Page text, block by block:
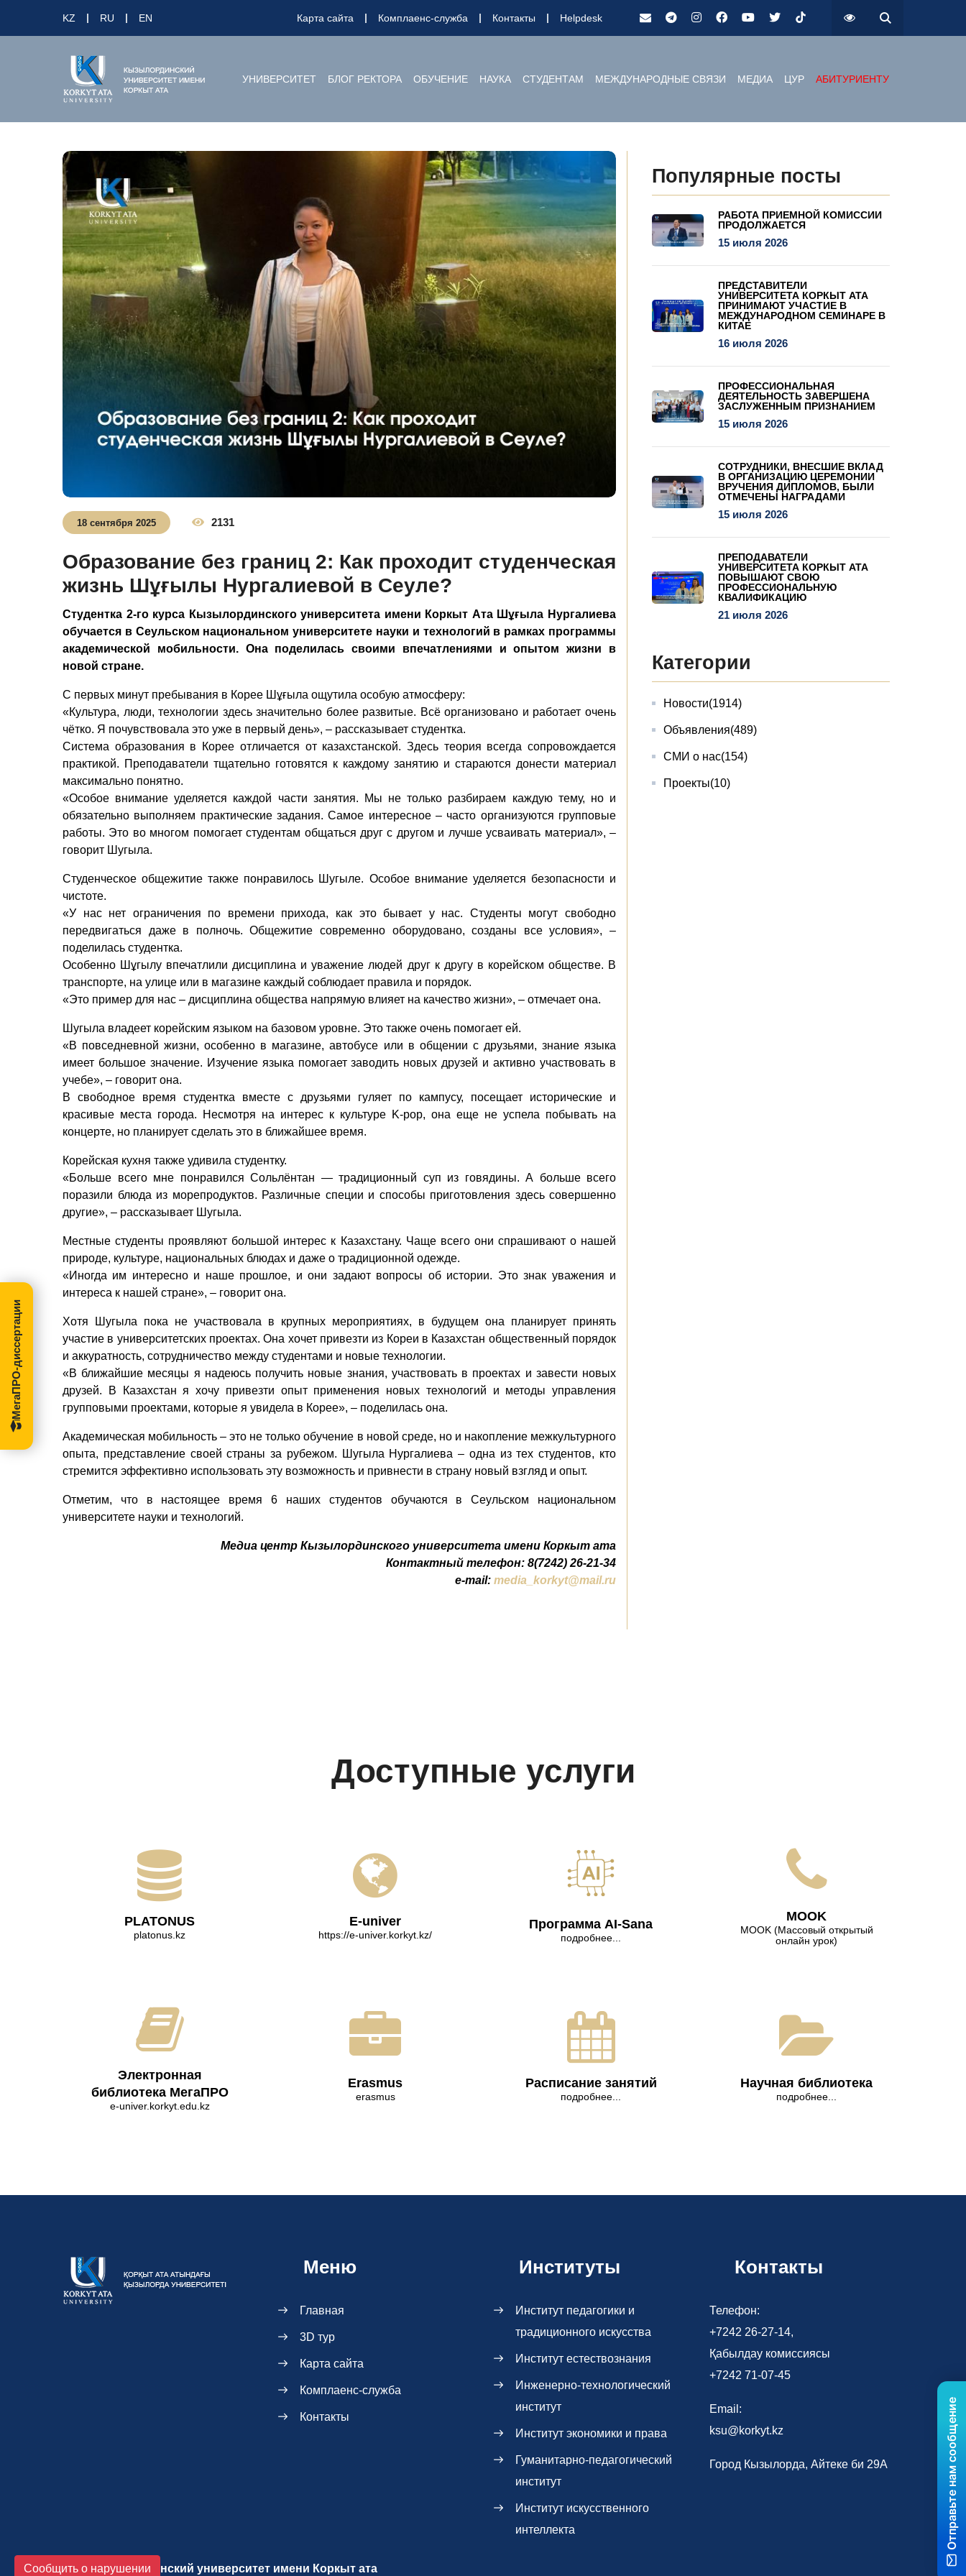
KZ RU EN Карта сайта Комплаенс-служба Контакты Helpdesk
УНИВЕРСИТЕТ БЛОГ РЕКТОРА ОБУЧЕНИЕ НАУКА СТУДЕНТАМ МЕЖДУНАРОДНЫЕ СВЯЗИ МЕДИА ЦУР АБИТУРИЕНТУ
18 сентября 2025 2131
Образование без границ 2: Как проходит студенческая
жизнь Шұғылы Нургалиевой в Сеуле?
Студентка 2-го курса Кызылординского университета имени Коркыт Ата Шұғыла Нургалиева
обучается в Сеульском национальном университете науки и технологий в рамках программы
академической мобильности. Она поделилась своими впечатлениями и опытом жизни в
новой стране.
С первых минут пребывания в Корее Шұғыла ощутила особую атмосферу:
«Культура, люди, технологии здесь значительно более развитые. Всё организовано и работает очень
чётко. Я почувствовала это уже в первый день», – рассказывает студентка.
Система образования в Корее отличается от казахстанской. Здесь теория всегда сопровождается
практикой. Преподаватели тщательно готовятся к каждому занятию и стараются донести материал
максимально понятно.
«Особое внимание уделяется каждой части занятия. Мы не только разбираем каждую тему, но и
обязательно выполняем практические задания. Самое интересное – часто организуются групповые
работы. Это во многом помогает студентам общаться друг с другом и лучше усваивать материал», –
говорит Шугыла.
Студенческое общежитие также понравилось Шугыле. Особое внимание уделяется безопасности и
чистоте.
«У нас нет ограничения по времени прихода, как это бывает у нас. Студенты могут свободно
передвигаться даже в полночь. Общежитие современно оборудовано, созданы все условия», –
поделилась студентка.
Особенно Шұгылу впечатлили дисциплина и уважение людей друг к другу в корейском обществе. В
транспорте, на улице или в магазине каждый соблюдает правила и порядок.
«Это пример для нас – дисциплина общества напрямую влияет на качество жизни», – отмечает она.
Шугыла владеет корейским языком на базовом уровне. Это также очень помогает ей.
«В повседневной жизни, особенно в магазине, автобусе или в общении с друзьями, знание языка
имеет большое значение. Изучение языка помогает заводить новых друзей и активно участвовать в
учебе», – говорит она.
В свободное время студентка вместе с друзьями гуляет по кампусу, посещает исторические и
красивые места города. Несмотря на интерес к культуре K-pop, она еще не успела побывать на
концерте, но планирует сделать это в ближайшее время.
Корейская кухня также удивила студентку.
«Больше всего мне понравился Сольлёнтан — традиционный суп из говядины. А больше всего
поразили блюда из морепродуктов. Различные специи и способы приготовления здесь совершенно
другие», – рассказывает Шугыла.
Местные студенты проявляют большой интерес к Казахстану. Чаще всего они спрашивают о нашей
природе, культуре, национальных блюдах и даже о традиционной одежде.
«Иногда им интересно и наше прошлое, и они задают вопросы об истории. Это знак уважения и
интереса к нашей стране», – говорит она.
Хотя Шугыла пока не участвовала в крупных мероприятиях, в будущем она планирует принять
участие в университетских проектах. Она хочет привезти из Кореи в Казахстан общественный порядок
и аккуратность, сотрудничество между студентами и новые технологии.
«В ближайшие месяцы я надеюсь получить новые знания, участвовать в проектах и завести новых
друзей. В Казахстан я хочу привезти опыт применения новых технологий и методы управления
групповыми проектами, которые я увидела в Корее», – поделилась она.
Академическая мобильность – это не только обучение в новой среде, но и накопление межкультурного
опыта, представление своей страны за рубежом. Шугыла Нургалиева – одна из тех студентов, кто
стремится эффективно использовать эту возможность и привнести в страну новый взгляд и опыт.
Отметим, что в настоящее время 6 наших студентов обучаются в Сеульском национальном
университете науки и технологий.
Медиа центр Кызылординского университета имени Коркыт ата
Контактный телефон: 8(7242) 26-21-34
e-mail: media_korkyt@mail.ru
Популярные посты
РАБОТА ПРИЕМНОЙ КОМИССИИ
ПРОДОЛЖАЕТСЯ
15 июля 2026
ПРЕДСТАВИТЕЛИ
УНИВЕРСИТЕТА КОРКЫТ АТА
ПРИНИМАЮТ УЧАСТИЕ В
МЕЖДУНАРОДНОМ СЕМИНАРЕ В
КИТАЕ
16 июля 2026
ПРОФЕССИОНАЛЬНАЯ
ДЕЯТЕЛЬНОСТЬ ЗАВЕРШЕНА
ЗАСЛУЖЕННЫМ ПРИЗНАНИЕМ
15 июля 2026
СОТРУДНИКИ, ВНЕСШИЕ ВКЛАД
В ОРГАНИЗАЦИЮ ЦЕРЕМОНИИ
ВРУЧЕНИЯ ДИПЛОМОВ, БЫЛИ
ОТМЕЧЕНЫ НАГРАДАМИ
15 июля 2026
ПРЕПОДАВАТЕЛИ
УНИВЕРСИТЕТА КОРКЫТ АТА
ПОВЫШАЮТ СВОЮ
ПРОФЕССИОНАЛЬНУЮ
КВАЛИФИКАЦИЮ
21 июля 2026
Категории
Новости(1914)
Объявления(489)
СМИ о нас(154)
Проекты(10)
Доступные услуги
PLATONUS
platonus.kz
E-univer
https://e-univer.korkyt.kz/
Программа AI-Sana
подробнее...
МООK
МООK (Массовый открытый
онлайн урок)
Электронная
библиотека МегаПРО
e-univer.korkyt.edu.kz
Erasmus
erasmus
Расписание занятий
подробнее...
Научная библиотека
подробнее...
Меню
Главная
3D тур
Карта сайта
Комплаенс-служба
Контакты
Институты
Институт педагогики и
традиционного искусства
Институт естествознания
Инженерно-технологический
институт
Институт экономики и права
Гуманитарно-педагогический
институт
Институт искусственного
интеллекта
Контакты
Телефон:
+7242 26-27-14,
Қабылдау комиссиясы
+7242 71-07-45
Email:
ksu@korkyt.kz
Город Кызылорда, Айтеке би 29А
2026 Кызылординский университет имени Коркыт ата
Сообщить о нарушении
Отправьте нам сообщение
МегаПРО-диссертации